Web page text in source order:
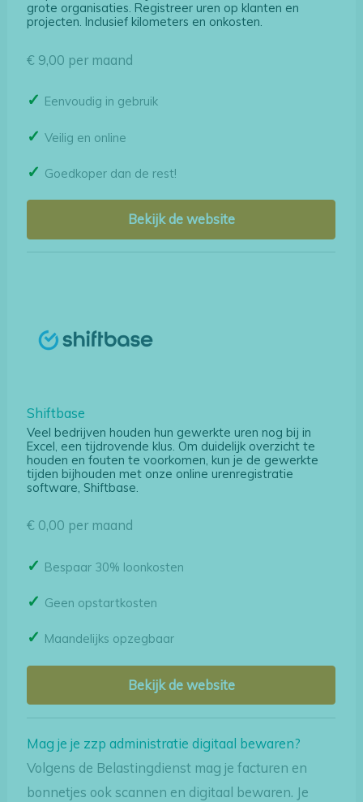
grote organisaties. Registreer uren op klanten en
projecten. Inclusief kilometers en onkosten.
€ 9,00 per maand
Eenvoudig in gebruik
Veilig en online
Goedkoper dan de rest!
Bekijk de website
Shiftbase
Veel bedrijven houden hun gewerkte uren nog bij in
Excel, een tijdrovende klus. Om duidelijk overzicht te
houden en fouten te voorkomen, kun je de gewerkte
tijden bijhouden met onze online urenregistratie
software, Shiftbase.
€ 0,00 per maand
Bespaar 30% loonkosten
Geen opstartkosten
Maandelijks opzegbaar
Bekijk de website
Mag je je zzp administratie digitaal bewaren?
Volgens de Belastingdienst mag je facturen en
bonnetjes ook scannen en digitaal bewaren. Je